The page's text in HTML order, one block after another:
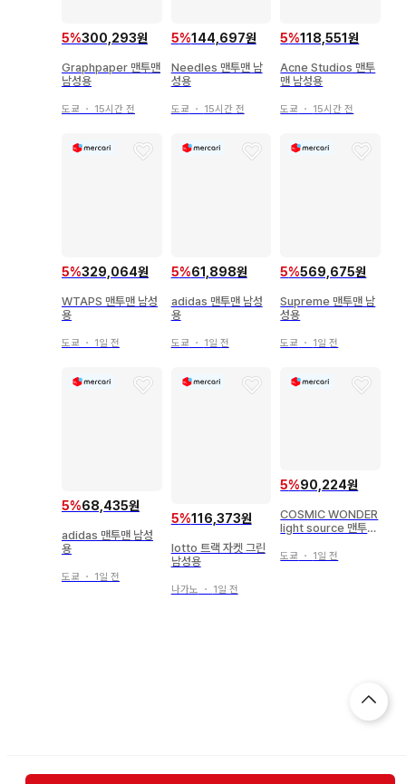
5%300,293원
Graphpaper 맨투맨
남성용
도쿄 ・ 15시간 전
5%144,697원
Needles 맨투맨 남
성용
도쿄 ・ 15시간 전
5%118,551원
Acne Studios 맨투
맨 남성용
도쿄 ・ 15시간 전
5%329,064원
WTAPS 맨투맨 남성
용
도쿄 ・ 1일 전
5%61,898원
adidas 맨투맨 남성
용
도쿄 ・ 1일 전
5%569,675원
Supreme 맨투맨 남
성용
도쿄 ・ 1일 전
5%68,435원
adidas 맨투맨 남성
용
도쿄 ・ 1일 전
5%116,373원
lotto 트랙 자켓 그린
남성용
나가노 ・ 1일 전
5%90,224원
COSMIC WONDER
light source 맨투맨
도쿄 ・ 1일 전